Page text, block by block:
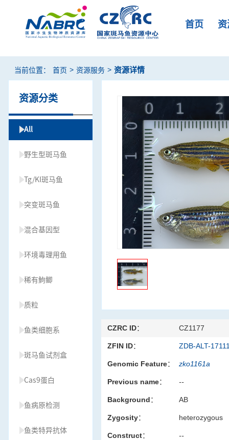
首页
当前位置： 首页 > 资源服务 > 资源详情
资源分类
All
野生型斑马鱼
Tg/KI斑马鱼
突变斑马鱼
混合基因型
环境毒理用鱼
稀有鮈鲫
质粒
鱼类细胞系
斑马鱼试剂盒
Cas9蛋白
鱼病原检测
鱼类特异抗体
CZRC ID： CZ1177
ZFIN ID： ZDB-ALT-
Genomic Feature： zko1161a
Previous name： --
Background： AB
Zygosity： heterozygous
Construct： --